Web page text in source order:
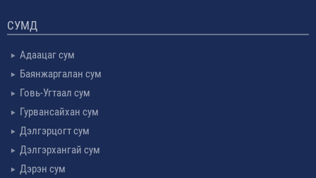
СУМД
Адаацаг сум
Баянжаргалан сум
Говь-Угтаал сум
Гурвансайхан сум
Дэлгэрцогт сум
Дэлгэрхангай сум
Дэрэн сум